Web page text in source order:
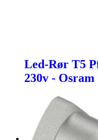
Led-Rør T5
230v - Osram